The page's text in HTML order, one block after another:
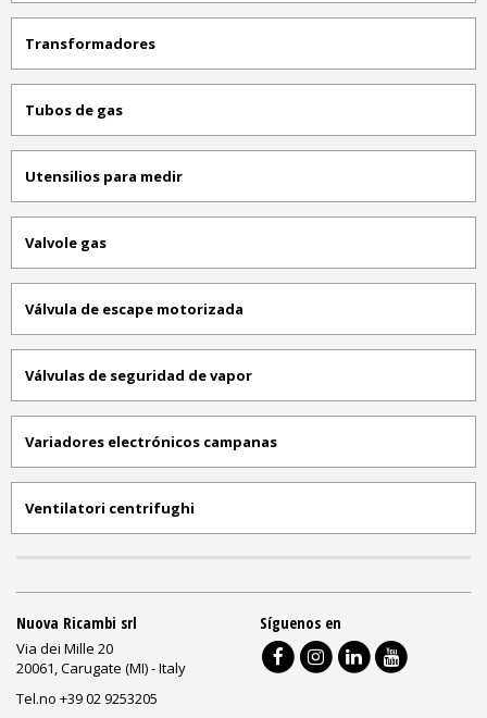
Transformadores
Tubos de gas
Utensilios para medir
Valvole gas
Válvula de escape motorizada
Válvulas de seguridad de vapor
Variadores electrónicos campanas
Ventilatori centrifughi
Nuova Ricambi srl
Via dei Mille 20
20061, Carugate (MI) - Italy
Tel.no +39 02 9253205
Síguenos en